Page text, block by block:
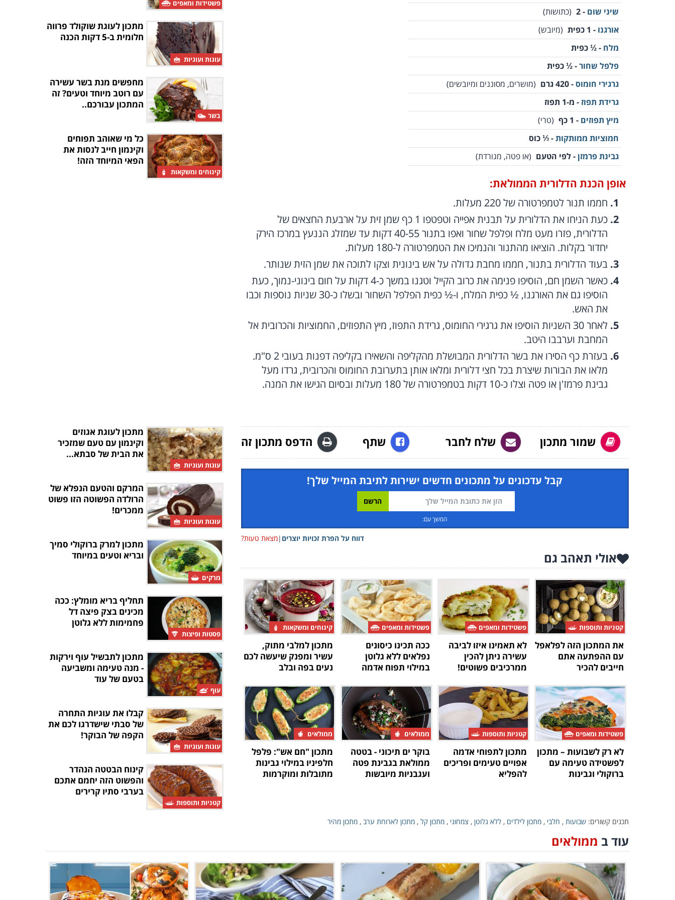
שיני שום - 2
(כתושות)
אורגנו - 1 כפית
(מיובש)
מלח - ½ כפית
פלפל שחור- ½ כפית
גרגירי חומוס- 420 גרם
(מושרים, מסוננים ומיובשים)
גרידת תפוז- מ-1 תפוז
מיץ תפוזים - 1 כף
(טרי)
חמוציות ממותקות- ⅓ כוס
גבינת פרמזן- לפי הטעם (או פטה, מגורדת)
אופן הכנת הדלורית הממולאת:
חממו תנור לטמפרטורה של 220 מעלות.
כעת הניחו את הדלורית על תבנית אפייה וטפטפו 1 כף שמן זית על ארבעת החצאים של
הדלורית, פזרו מעט מלח ופלפל שחור ואפו בתנור 40-55 דקות עד שמזלג הננעץ במרכז הירק
יחדור בקלות. הוציאו מהתנור והנמיכו את הטמפרטורה ל-180 מעלות.
בעוד הדלורית בתנור, חממו מחבת גדולה על אש בינונית וצקו לתוכה את שמן הזית שנותר.
כאשר השמן חם, הוסיפו פנימה את כרוב הקייל וטגנו במשך כ-4 דקות על חום בינוני-נמוך, כעת
הוסיפו גם את האורגנו, ½ כפית המלח, ו-½ כפית הפלפל השחור ובשלו כ-30 שניות נוספות וכבו
את האש.
לאחר 30 השניות הוסיפו את גרגירי החומוס, גרידת התפוז, מיץ התפוזים, החמוציות והכרובית אל
המחבת וערבבו היטב.
בעזרת כף הסירו את בשר הדלורית המבושלת מהקליפה והשאירו בקליפה דפנות בעובי 2 ס"מ.
מלאו את הבורות שיצרת בכל חצי דלורית ומלאו אותן בתערובת החומוס והכרובית, גרדו מעל
גבינת פרמז'ן או פטה וצלו כ-10 דקות בטמפרטורה של 180 מעלות ובסיום הגישו את המנה.
פשטידות ומאפים
עוגות ועוגיות
מתכון לעוגת שוקולד פרווה
חלומית ב-5 דקות הכנה
בשר
מחפשים מנת בשר עשירה
עם רוטב מיוחד וטעים? זה
המתכון עבורכם..
קינוחים ומשקאות
כל מי שאוהב תפוחים
וקינמון חייב לנסות את
הפאי המיוחד הזה!
שמור מתכון שלח לחבר שתף הדפס מתכון זה
קבל עדכונים על מתכונים חדשים ישירות לתיבת המייל שלך!
המשך עם:
מצאת טעות?| דווח על הפרת זכויות יוצרים
אולי תאהב גם
קטניות ותוספות
את המתכון הזה לפלאפל
עם ההפתעה אתם
חייבים להכיר
פשטידות ומאפים
לא תאמינו איזו לביבה
עשירה ניתן להכין
ממרכיבים פשוטים!
פשטידות ומאפים
ככה תכינו כיסונים
נפלאים ללא גלוטן
במילוי תפוח אדמה
קינוחים ומשקאות
מתכון למלבי מתוק,
עשיר ומפנק שיעשה לכם
נעים בפה ובלב
פשטידות ומאפים
לא רק לשבועות – מתכון
לפשטידה טעימה עם
ברוקולי וגבינות
קטניות ותוספות
מתכון לתפוחי אדמה
אפויים טעימים ופריכים
להפליא
ממולאים
בוקר ים תיכוני - בטטה
ממולאת בגבינת פטה
ועגבניות מיובשות
ממולאים
מתכון "חם אש": פלפל
חלפיניו במילוי גבינות
מתובלות ומוקרמות
תכנים קשורים: שבועות , חלבי , מתכון לילדים , ללא גלוטן , צמחוני , מתכון קל , מתכון לארוחת ערב , מתכון מהיר
עוגות ועוגיות
מתכון לעוגת אגוזים
וקינמון עם טעם שמזכיר
את הבית של סבתא...
עוגות ועוגיות
המרקם והטעם הנפלא של
הרולדה הפשוטה הזו פשוט
ממכרים!
מרקים
מתכון למרק ברוקולי סמיך
ובריא וטעים במיוחד
פסטות ופיצות
תחליף בריא מומלץ: ככה
מכינים בצק פיצה דל
פחמימות ללא גלוטן
עוף
מתכון לתבשיל עוף וירקות
- מנה טעימה ומשביעה
בטעם של עוד
עוגות ועוגיות
קבלו את עוגיות התחרה
של סבתי שישדרגו לכם את
הקפה של הבוקר!
קטניות ותוספות
קינוח הבטטה הנהדר
והפשוט הזה יחמם אתכם
בערבי סתיו קרירים
עוד ב ממולאים